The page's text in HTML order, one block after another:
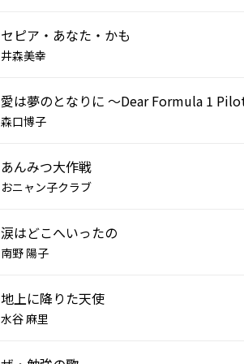
セピア・あなた・かも
井森美幸
愛は夢のとなりに ～Dear Formula 1
森口博子
あんみつ大作戦
おニャン子クラブ
涙はどこへいったの
南野 陽子
地上に降りた天使
水谷 麻里